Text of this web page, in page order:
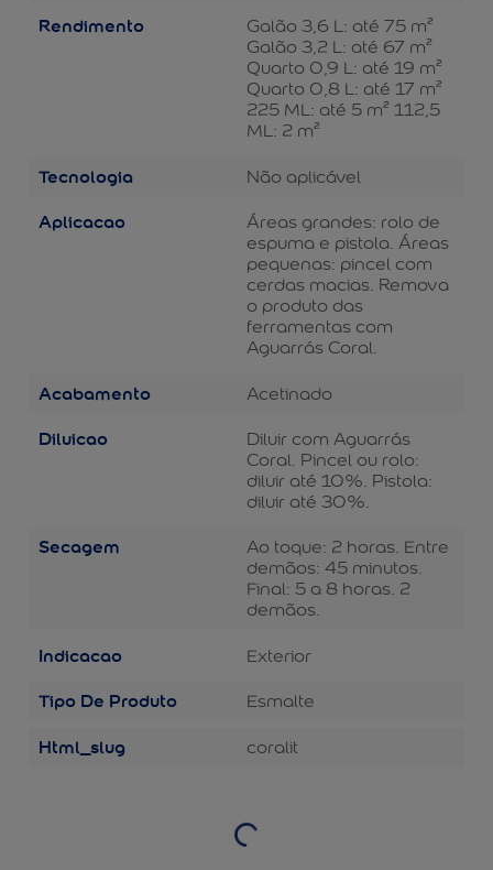
Rendimento
Galão 3,6 L: até 75 m²
Galão 3,2 L: até 67 m²
Quarto 0,9 L: até 19 m²
Quarto 0,8 L: até 17 m²
225 ML: até 5 m² 112,5
ML: 2 m²
Tecnologia Não aplicável
Aplicacao
Áreas grandes: rolo de
espuma e pistola. Áreas
pequenas: pincel com
cerdas macias. Remova
o produto das
ferramentas com
Aguarrás Coral.
Acabamento Acetinado
Diluicao
Diluir com Aguarrás
Coral. Pincel ou rolo:
diluir até 10%. Pistola:
diluir até 30%.
Secagem
Ao toque: 2 horas. Entre
demãos: 45 minutos.
Final: 5 a 8 horas. 2
demãos.
Indicacao Exterior
Tipo De Produto Esmalte
Html_slug coralit